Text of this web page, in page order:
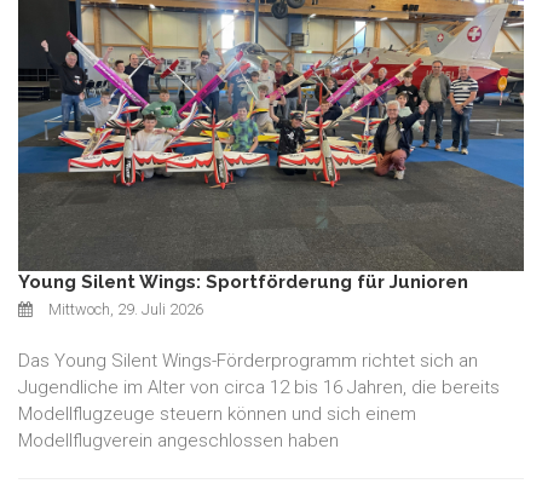
Young Silent Wings: Sportförderung für Junioren
Mittwoch, 29. Juli 2026
Das Young Silent Wings-Förderprogramm richtet sich an
Jugendliche im Alter von circa 12 bis 16 Jahren, die bereits
Modellflugzeuge steuern können und sich einem
Modellflugverein angeschlossen haben